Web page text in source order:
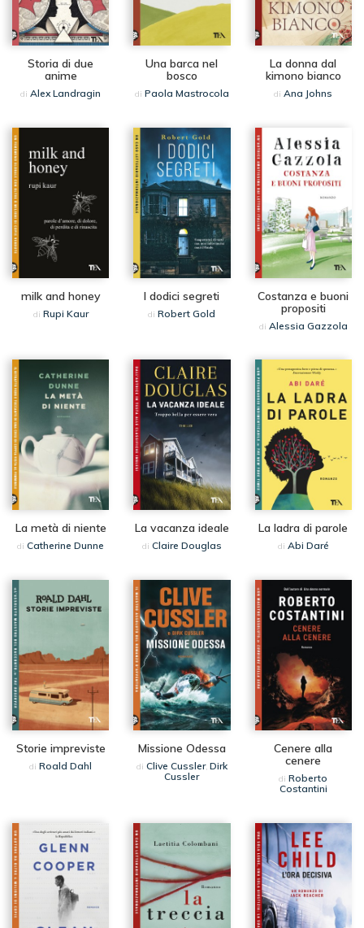
Storia di due
anime
diAlex Landragin
Una barca nel
bosco
di Paola Mastrocola
La donna dal
kimono bianco
diAna Johns
milk and honey
di Rupi Kaur
I dodici segreti
diRobert Gold
Costanza e buoni
propositi
di Alessia Gazzola
La metà di niente
diCatherine Dunne
La vacanza ideale
di Claire Douglas
La ladra di parole
di Abi Daré
Storie impreviste
di Roald Dahl
Missione Odessa
di Clive Cussler, Dirk
Cussler
Cenere alla
cenere
di Roberto
Costantini